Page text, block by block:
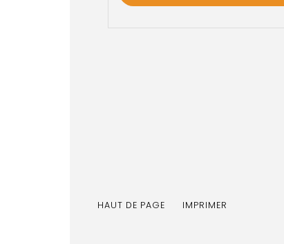
HAUT DE PAGE IMPRIMER